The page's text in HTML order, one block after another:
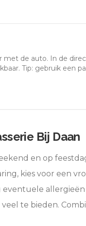
met de auto. In de
Tip: gebruik een
Bij Daan
en op
kies voor een
eventuele
veel te bieden.